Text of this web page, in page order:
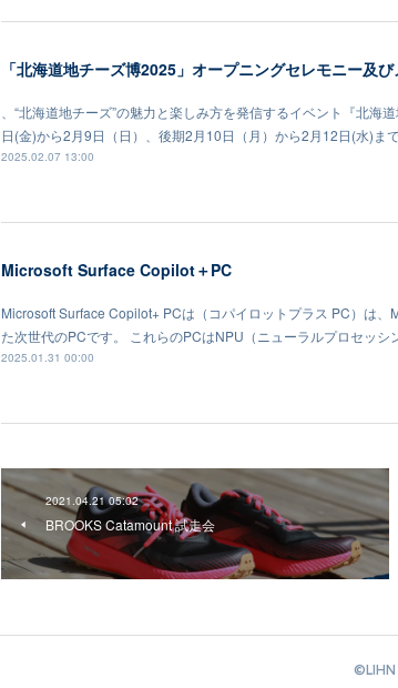
「北海道地チーズ博2025」オープニングセレモニー及
、“北海道地チーズ”の魅力と楽しみ方を発信するイベント『北
日(金)から2月9日（日）、後期2月10日（月）から2月12日(水)
2025.02.07 13:00
Microsoft Surface Copilot＋PC
Microsoft Surface Copilot+ PCは（コパイロットプラス PC）は、
た次世代のPCです。 これらのPCはNPU（ニューラルプロセッ
2025.01.31 00:00
2021.04.21 05:02
BROOKS Catamount 試走会
©️LIHN